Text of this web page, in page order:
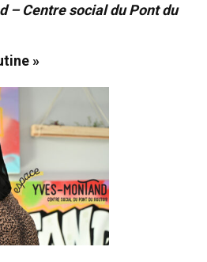
– Centre social du Pont du
»